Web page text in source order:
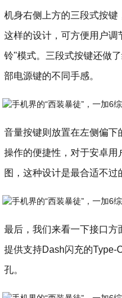
机身右侧上方的三段式按键
这样的设计，可方便用户
铃"模式。三段式按键还做
部电源键的不同手感。
音量按键则放置在左侧偏
操作的便捷性，对于安卓
图，这种设计是最合适不过
最后，我们来看一下接口方
提供支持Dash闪充的Type-
孔。